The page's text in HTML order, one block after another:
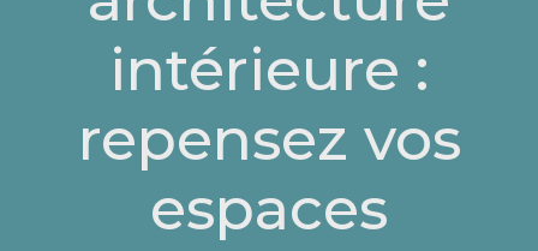
intérieure :
repensez vos
espaces